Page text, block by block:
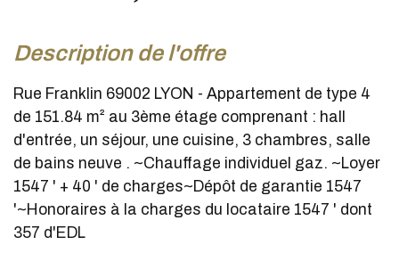
description de l'offre
Rue Franklin 69002 LYON - Appartement de type 4
de 151.84 m² au 3ème étage comprenant : hall
d'entrée, un séjour, une cuisine, 3 chambres, salle
de bains neuve . ~Chauffage individuel gaz. ~Loyer
1547 ' + 40 ' de charges~Dépôt de garantie 1547
'~Honoraires à la charges du locataire 1547 ' dont
357 d'EDL